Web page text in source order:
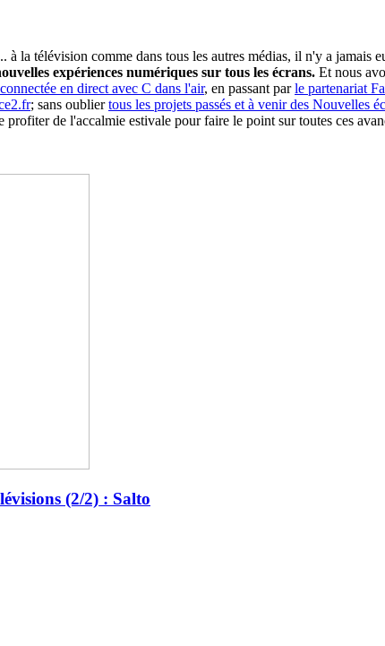
la télévision comme dans tous les autres médias, il n'y a jamais
expériences numériques sur tous les écrans. Et nous
en direct avec C dans l'air, en passant parle partenariat
; sans oubliertous les projets passés et à venir des Nouvelles
de l'accalmie estivale pour faire le point sur toutes ces
(2/2) : Salto